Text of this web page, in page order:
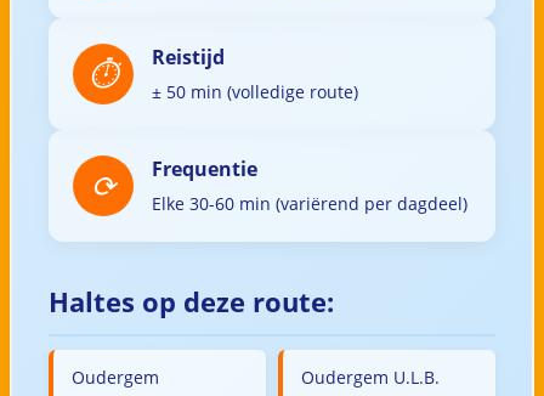
Reistijd
± 50 min (volledige route)
Frequentie
Elke 30-60 min (variërend per dagdeel)
Haltes op deze route:
Oudergem
Oudergem U.L.B.